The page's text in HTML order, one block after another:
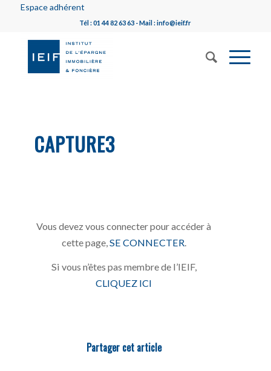
Espace adhérent
Tél : 01 44 82 63 63 - Mail : info@ieif.fr
CAPTURE3
Vous devez vous connecter pour accéder à
cette page, SE CONNECTER
Si vous n’êtes pas membre de l’IEIF,
CLIQUEZ ICI
Partager cet article